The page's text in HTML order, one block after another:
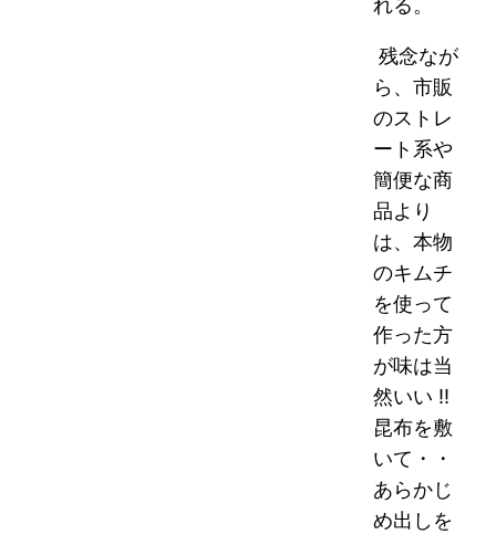
れる。
残念なが
ら、市販
のストレ
ート系や
簡便な商
品より
は、本物
のキムチ
を使って
作った方
が味は当
然いい !!
昆布を敷
いて・・
あらかじ
め出しを